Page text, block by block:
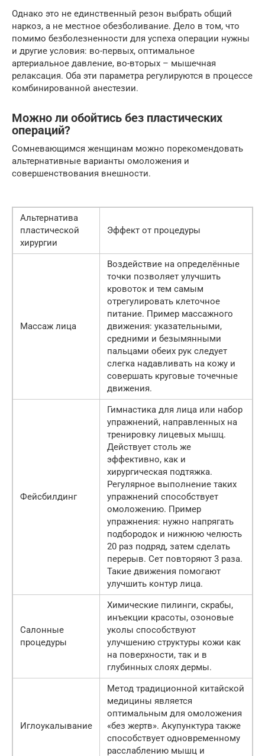
Однако это не единственный резон выбрать общий
наркоз, а не местное обезболивание. Дело в том, что
помимо безболезненности для успеха операции нужны
и другие условия: во-первых, оптимальное
артериальное давление, во-вторых – мышечная
релаксация. Оба эти параметра регулируются в процессе
комбинированной анестезии.
Можно ли обойтись без пластических
операций?
Сомневающимся женщинам можно порекомендовать
альтернативные варианты омоложения и
совершенствования внешности.
Альтернатива
пластической
хирургии
Эффект от процедуры
Массаж лица
Воздействие на определённые
точки позволяет улучшить
кровоток и тем самым
отрегулировать клеточное
питание. Пример массажного
движения: указательными,
средними и безымянными
пальцами обеих рук следует
слегка надавливать на кожу и
совершать круговые точечные
движения.
Фейсбилдинг
Гимнастика для лица или набор
упражнений, направленных на
тренировку лицевых мышц.
Действует столь же
эффективно, как и
хирургическая подтяжка.
Регулярное выполнение таких
упражнений способствует
омоложению. Пример
упражнения: нужно напрягать
подбородок и нижнюю челюсть
20 раз подряд, затем сделать
перерыв. Сет повторяют 3 раза.
Такие движения помогают
улучшить контур лица.
Салонные
процедуры
Химические пилинги, скрабы,
инъекции красоты, озоновые
уколы способствуют
улучшению структуры кожи как
на поверхности, так и в
глубинных слоях дермы.
Иглоукалывание
Метод традиционной китайской
медицины является
оптимальным для омоложения
«без жертв». Акупунктура также
способствует одновременному
расслаблению мышц и